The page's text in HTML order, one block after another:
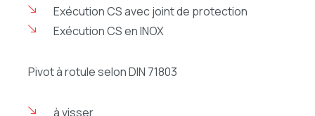
Exécution CS avec joint de protection
Exécution CS en INOX
Pivot à rotule selon DIN 71803
à visser